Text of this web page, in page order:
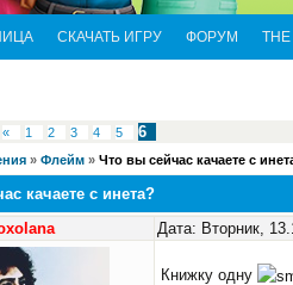
СКАЧАТЬ ИГРУ ФОРУМ
« 1 2 3 4 5 6
» Флейм » Что вы сейчас качаете с
качаете с инета?
Дата: Вторник,
Книжку одну